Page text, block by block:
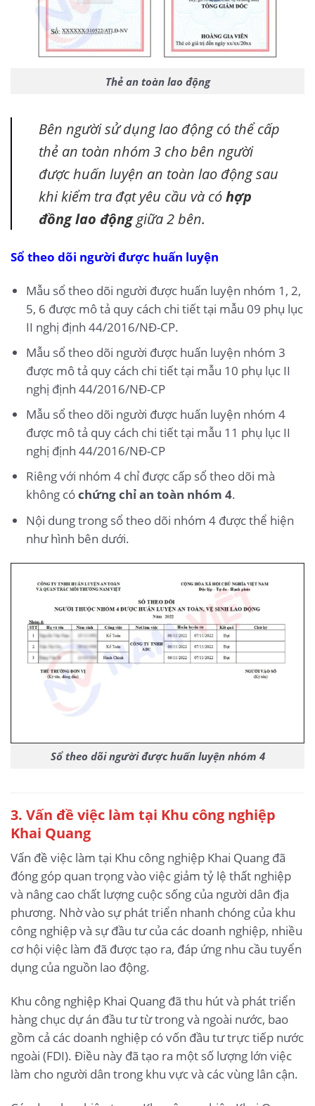
Thẻ an toàn lao động
Bên người sử dụng lao động có thể cấp
thẻ an toàn nhóm 3 cho bên người
được huấn luyện an toàn lao động sau
khi kiểm tra đạt yêu cầu và cóhợp
đồng lao độnggiữa 2 bên.
Sổ theo dõi người được huấn luyện
Mẫu sổ theo dõi người được huấn luyện nhóm 1, 2,
5, 6 được mô tả quy cách chi tiết tại mẫu 09 phụ lục
II nghị định 44/2016/NĐ-CP.
Mẫu sổ theo dõi người được huấn luyện nhóm 3
được mô tả quy cách chi tiết tại mẫu 10 phụ lục II
nghị định 44/2016/NĐ-CP
Mẫu sổ theo dõi người được huấn luyện nhóm 4
được mô tả quy cách chi tiết tại mẫu 11 phụ lục II
nghị định 44/2016/NĐ-CP
Riêng với nhóm 4 chỉ được cấp sổ theo dõi mà
không cóchứng chỉ an toàn nhóm 4.
Nội dung trong sổ theo dõi nhóm 4 được thể hiện
như hình bên dưới.
Sổ theo dõi người được huấn luyện nhóm 4
3. Vấn đề việc làm tại Khu công nghiệp
Khai Quang
Vấn đề việc làm tại Khu công nghiệp Khai Quang đã
đóng góp quan trọng vào việc giảm tỷ lệ thất nghiệp
và nâng cao chất lượng cuộc sống của người dân địa
phương. Nhờ vào sự phát triển nhanh chóng của khu
công nghiệp và sự đầu tư của các doanh nghiệp, nhiều
cơ hội việc làm đã được tạo ra, đáp ứng nhu cầu tuyển
dụng của nguồn lao động.
Khu công nghiệp Khai Quang đã thu hút và phát triển
hàng chục dự án đầu tư từ trong và ngoài nước, bao
gồm cả các doanh nghiệp có vốn đầu tư trực tiếp nước
ngoài (FDI). Điều này đã tạo ra một số lượng lớn việc
làm cho người dân trong khu vực và các vùng lân cận.